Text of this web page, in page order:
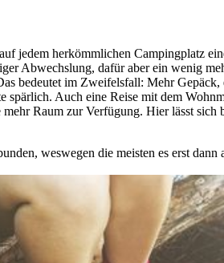
jedem herkömmlichen Campingplatz
Abwechslung, dafür aber ein wenig
bedeutet im Zweifelsfall: Mehr
Auch eine Reise mit dem
Raum zur Verfügung. Hier lässt
weswegen die meisten es erst